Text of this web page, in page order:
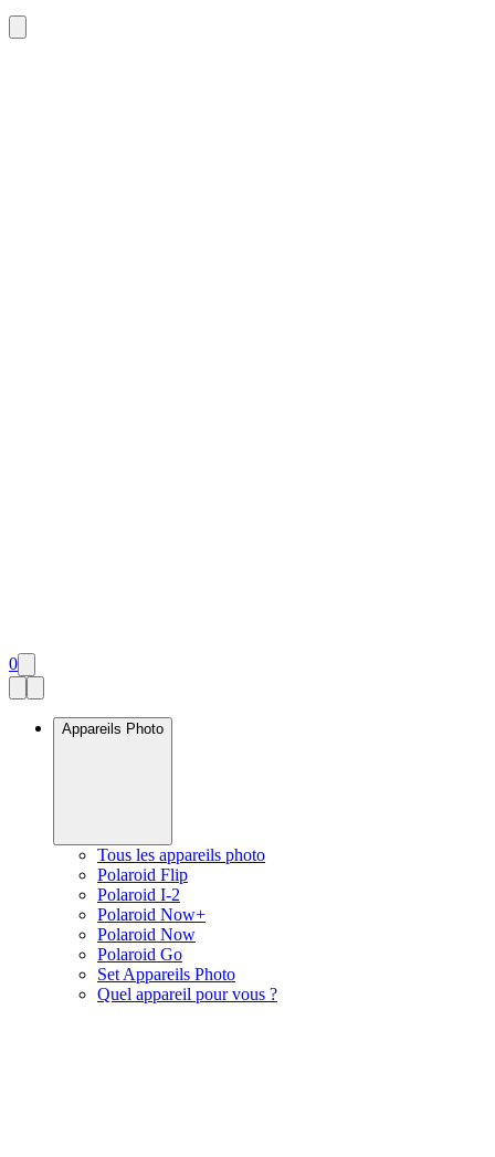
0
Appareils Photo
Tous les appareils photo
Polaroid Flip
Polaroid I-2
Polaroid Now+
Polaroid Now
Polaroid Go
Set Appareils Photo
Quel appareil pour vous ?